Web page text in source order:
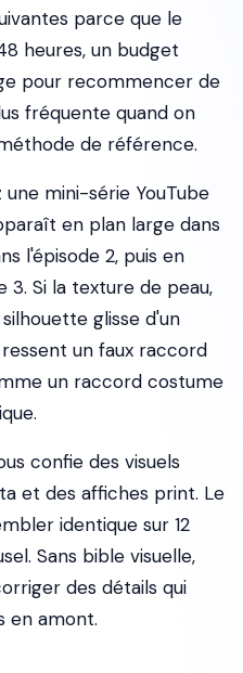
parce que le
heures, un budget
pour recommencer de
fréquente quand on
de référence.
mini-série YouTube
en plan large dans
l'épisode 2, puis en
3. Si la texture de peau,
glisse d'un
un faux raccord
un raccord costume
confie des visuels
et des affiches print. Le
identique sur 12
Sans bible visuelle,
des détails qui
en amont.